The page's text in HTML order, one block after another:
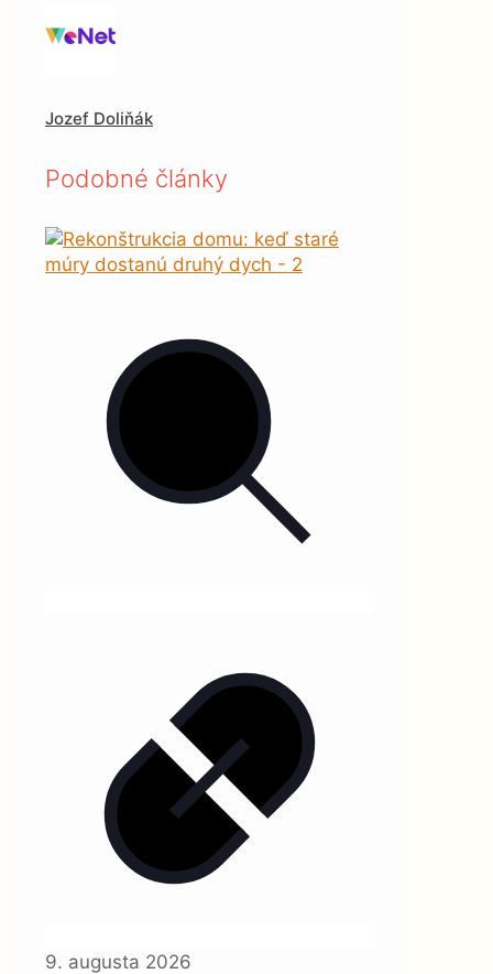
Jozef Doliňák
Podobné články
9. augusta 2026